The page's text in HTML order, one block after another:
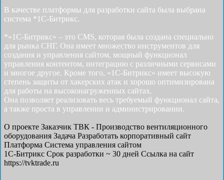
В качестве платформы для разработки сайта была выбрана
система *1С-Битрикс.
*«1С-Битрикс» – это CMS, которая была создана специально
для рынка СНГ. Она имеет множество инструментов для
создания и управления сайтом, мощный функционал
управления контентом, интеграцию с различными сервисами
и многое другое. Кроме того, «1С-Битрикс» имеет высокую
степень защиты от хакерских атак и хорошо оптимизирована
для работы на высоконагруженных сайтах.
Она позволяет реализовать весь требуемый функционал сайта,
а также проста в управлении и администрировании.
О проекте Заказчик ТВК - Производство вентиляционного
оборудования Задача Разработать корпоративный сайт
Платформа Система управления сайтом
1С-Битрикс Срок разработки ~ 30 дней Ссылка на сайт
https://tvktrade.ru